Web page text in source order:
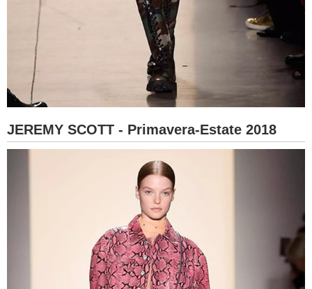
JEREMY SCOTT - Primavera-Estate 2018